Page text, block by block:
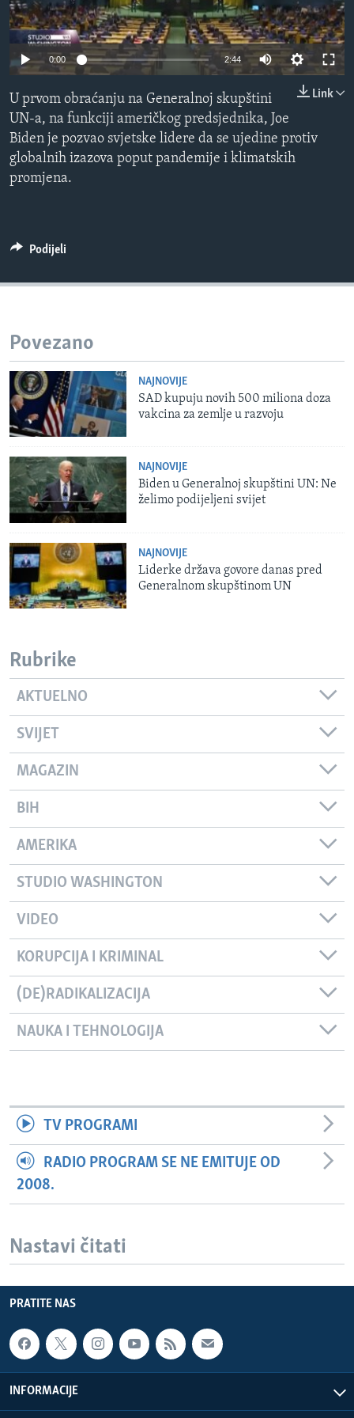
MAGAZIN
O GLASU AMERIKE
PRATITE NAS
0:00 2:44
Link
U prvom obraćanju na Generalnoj skupštini
UN-a, na funkciji američkog predsjednika, Joe
Biden je pozvao svjetske lidere da se ujedine protiv
globalnih izazova poput pandemije i klimatskih
promjena.
Podijeli
Povezano
NAJNOVIJE
SAD kupuju novih 500 miliona doza
vakcina za zemlje u razvoju
NAJNOVIJE
Biden u Generalnoj skupštini UN: Ne
želimo podijeljeni svijet
NAJNOVIJE
Liderke država govore danas pred
Generalnom skupštinom UN
Rubrike
AKTUELNO
SVIJET
MAGAZIN
BIH
AMERIKA
STUDIO WASHINGTON
VIDEO
KORUPCIJA I KRIMINAL
(DE)RADIKALIZACIJA
NAUKA I TEHNOLOGIJA
TV PROGRAMI
RADIO PROGRAM SE NE EMITUJE OD
2008.
Nastavi čitati
PRATITE NAS
INFORMACIJE